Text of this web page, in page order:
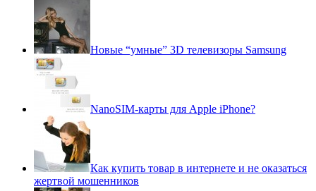
Новые “умные” 3D телевизоры Samsung
NanoSIM-карты для Apple iPhone?
Как купить товар в интернете и не оказаться
жертвой мошенников